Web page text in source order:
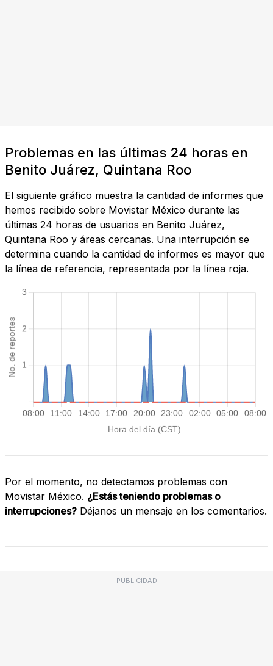
Problemas en las últimas 24 horas en
Benito Juárez, Quintana Roo
El siguiente gráfico muestra la cantidad de informes que
hemos recibido sobre Movistar México durante las
últimas 24 horas de usuarios en Benito Juárez,
Quintana Roo y áreas cercanas. Una interrupción se
determina cuando la cantidad de informes es mayor que
la línea de referencia, representada por la línea roja.
Por el momento, no detectamos problemas con
Movistar México. ¿Estás teniendo problemas o
interrupciones? Déjanos un mensaje en los comentarios.
PUBLICIDAD